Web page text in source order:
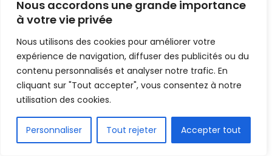
Nous accordons une grande importance
à votre vie privée
Nous utilisons des cookies pour améliorer votre
expérience de navigation, diffuser des publicités ou du
contenu personnalisés et analyser notre trafic. En
cliquant sur "Tout accepter", vous consentez à notre
utilisation des cookies.
Personnaliser Tout rejeter Accepter tout
expérimenté et engagé.
annoncée pour la suite de sa carrière. Libre de tout
engagement dans les prochaines semaines, Mory
Konaté devrait désormais étudier les opportunités
qui s’offriront à lui sur le marché des transferts.
Partager :
Facebook X
FR